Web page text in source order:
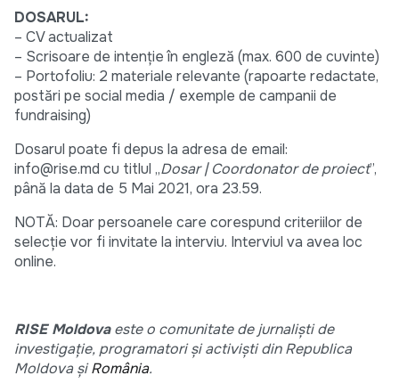
DOSARUL:
– CV actualizat
– Scrisoare de intenție în engleză (max. 600 de cuvinte)
– Portofoliu: 2 materiale relevante (rapoarte redactate,
postări pe social media / exemple de campanii de
fundraising)
Dosarul poate fi depus la adresa de email:
info@rise.md cu titlul „Dosar | Coordonator de proiect”,
până la data de 5 Mai 2021, ora 23.59.
NOTĂ: Doar persoanele care corespund criteriilor de
selecție vor fi invitate la interviu. Interviul va avea loc
online.
RISE Moldovaeste o comunitate de jurnaliști de
investigație, programatori și activiști din Republica
Moldova șiRomânia.